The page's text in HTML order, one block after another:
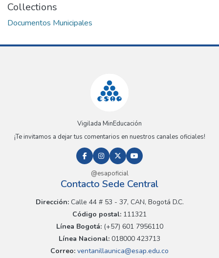
Collections
Documentos Municipales
Vigilada MinEducación
¡Te invitamos a dejar tus comentarios en nuestros canales oficiales!
@esapoficial
Contacto Sede Central
Dirección:Calle 44 # 53 - 37, CAN, Bogotá D.C.
Código postal: 111321
Línea Bogotá:(+57) 601 7956110
Línea Nacional: 018000 423713
Correo: ventanillaunica@esap.edu.co